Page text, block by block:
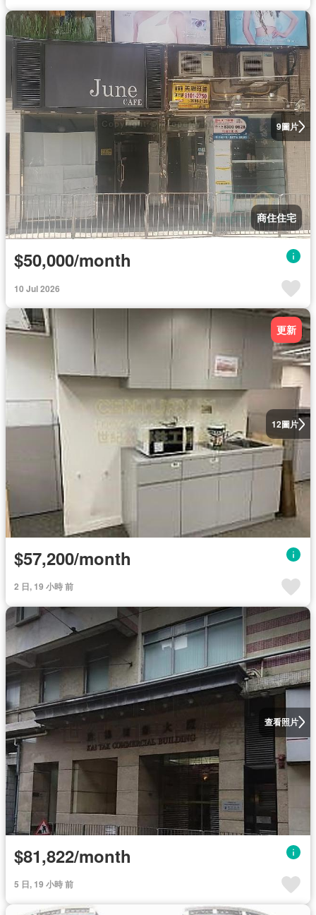
9圖片
商住住宅
$50,000/month
10 Jul 2026
12圖片
更新
$57,200/month
2 日, 19 小時 前
查看照片
$81,822/month
5 日, 19 小時 前